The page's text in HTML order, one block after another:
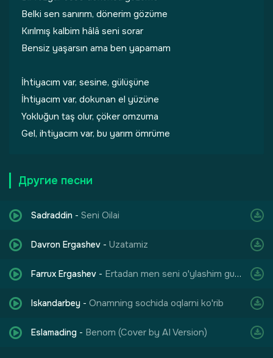
Belki sen sanırım, dönerim gözüme
Kırılmış kalbim hâlâ seni sorar
Bensiz yaşarsın ama ben yapamam
İhtiyacım var, sesine, gülüşüne
İhtiyacım var, dokunan el yüzüne
Yokluğun taş olur, çöker omzuma
Gel, ihtiyacım var, bu yarım ömrüme
Другие песни
Sadraddin - Seni Oilai
Davron Ergashev - Uzatamiz
Farrux Ergashev - Ertadan men seni o'ylashim gunoh
Iskandarbey - Onamning sochida oqlarni ko'rib
Eslamading - Benom (Cover by AI Version)